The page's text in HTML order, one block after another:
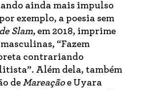
ainda mais impulso
exemplo, a poesia sem
Slam, em 2018, imprime
“Fazem
contrariando
Além dela, também
de Mareação e Uyara